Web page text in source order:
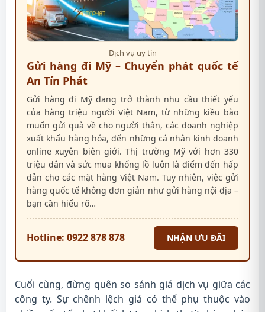
Dịch vụ uy tín
Gửi hàng đi Mỹ – Chuyển phát quốc tế
An Tín Phát
Gửi hàng đi Mỹ đang trở thành nhu cầu thiết yếu
của hàng triệu người Việt Nam, từ những kiều bào
muốn gửi quà về cho người thân, các doanh nghiệp
xuất khẩu hàng hóa, đến những cá nhân kinh doanh
online xuyên biên giới. Thị trường Mỹ với hơn 330
triệu dân và sức mua khổng lồ luôn là điểm đến hấp
dẫn cho các mặt hàng Việt Nam. Tuy nhiên, việc gửi
hàng quốc tế không đơn giản như gửi hàng nội địa –
bạn cần hiểu rõ…
Hotline: 0922 878 878 NHẬN ƯU ĐÃI
Cuối cùng, đừng quên so sánh giá dịch vụ giữa các
công ty. Sự chênh lệch giá có thể phụ thuộc vào